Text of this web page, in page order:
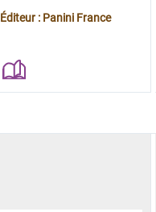
;Lopez Alvaro
Éditeur : Panini France